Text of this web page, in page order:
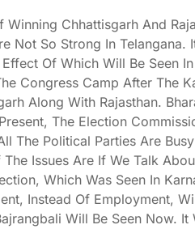
Winning Chhattisgarh And
Not So Strong In Telangana.
Of Which Will Be Seen
Congress Camp After The
Along With Rajasthan.
The Election
The Political Parties Are
Issues Are If We Talk
Which Was Seen In
Instead Of Employment,
Will Be Seen Now.